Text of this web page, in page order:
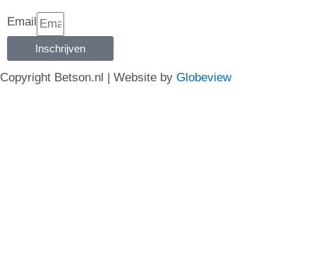
Email
Inschrijven
Copyright Betson.nl | Website by Globeview